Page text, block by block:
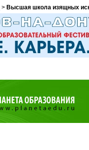
> Высшая школа изящных